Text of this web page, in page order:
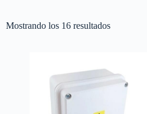
Mostrando los 16 resultadosOrdenado